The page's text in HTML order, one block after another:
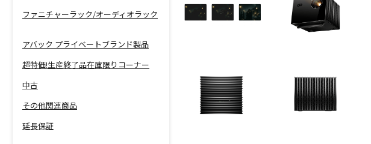
ファニチャーラック/オーディオラック
アバック プライベートブランド製品
超特価!生産終了品在庫限りコーナー
中古
その他関連商品
延長保証